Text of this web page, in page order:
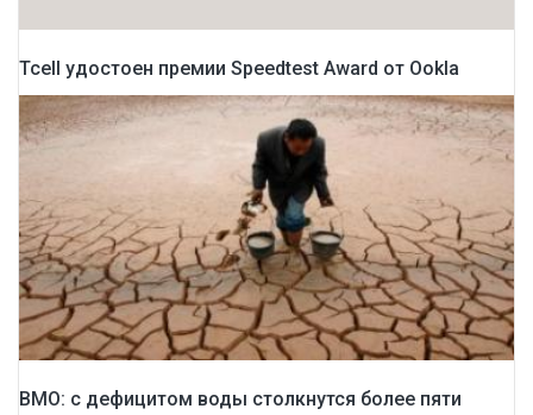
Tcell удостоен премии Speedtest Award от Ookla
ВМО: с дефицитом воды столкнутся более пяти